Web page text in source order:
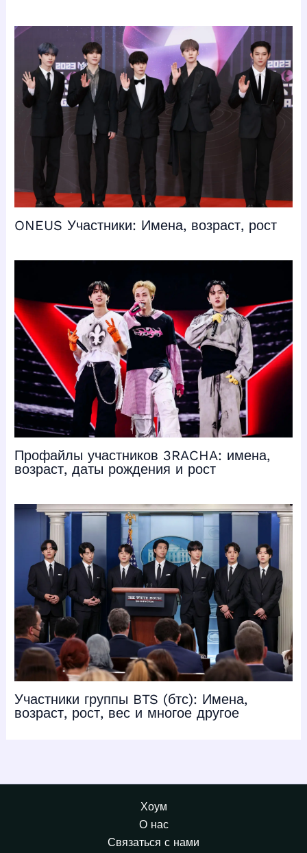
ONEUS Участники: Имена, возраст, рост
Профайлы участников 3RACHA: имена,
возраст, даты рождения и рост
Участники группы BTS (бтс): Имена,
возраст, рост, вес и многое другое
Хоум
О нас
Связаться с нами